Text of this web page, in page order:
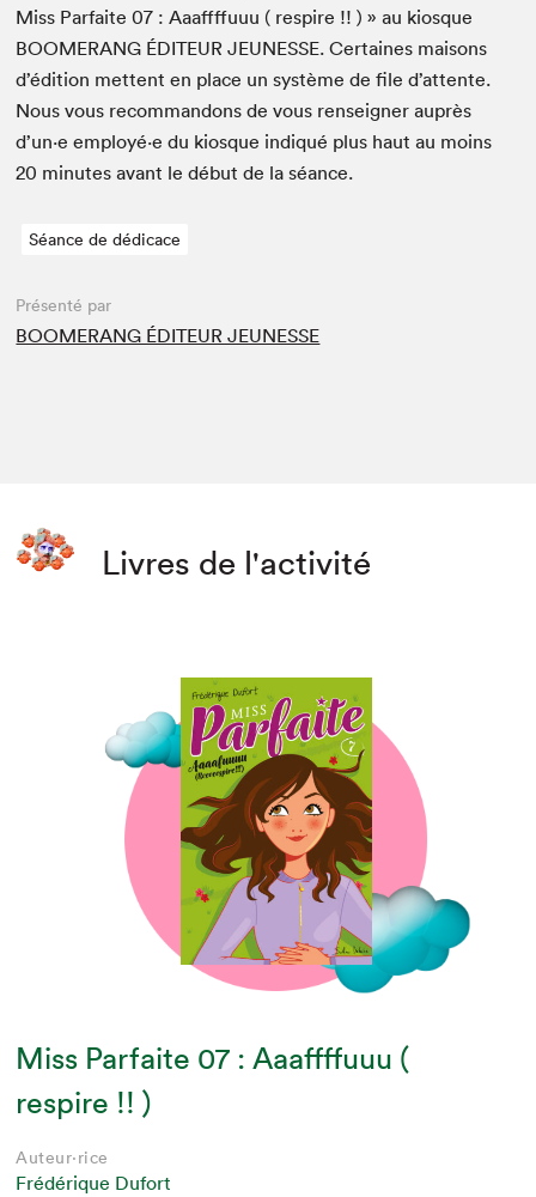
Miss Par­faite07 : Aaafff­fu­uu ( respire !! ) » au kiosque
BOOMERANG ÉDI­TEUR JEUNESSE. Cer­taines maisons
d’édi­tion met­tent en place un sys­tème de file d’at­tente.
Nous vous recom­man­dons de vous ren­seign­er auprès
d’un·e employé·e du kiosque indiqué plus haut au moins
20 min­utes avant le début de la séance.
Séance de dédicace
Présenté par
BOOMERANG ÉDITEUR JEUNESSE
Livres de l'activité
Miss Parfaite 07 : Aaaffffuuu (
respire !! )
Auteur·rice
Frédérique Dufort